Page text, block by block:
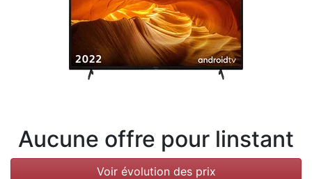
Aucune offre pour linstant
Voir évolution des prix